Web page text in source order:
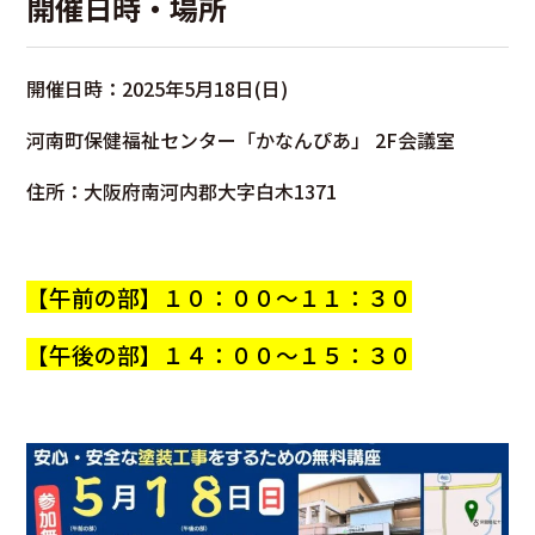
開催日時：2025年5月18日(日)
河南町保健福祉センター「かなんぴあ」 2F会議室
住所：大阪府南河内郡大字白木1371
【午前の部】１０：００～１１：３０
【午後の部】１４：００～１５：３０